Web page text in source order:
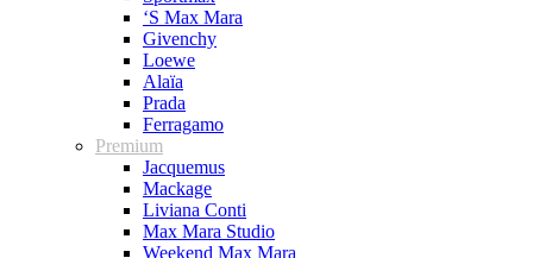
‘S Max Mara
Givenchy
Loewe
Alaïa
Prada
Ferragamo
Premium
Jacquemus
Mackage
Liviana Conti
Max Mara Studio
Weekend Max Mara